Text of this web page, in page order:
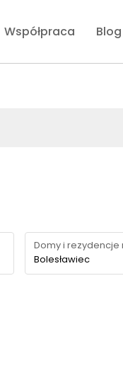
Współpraca Blog
Bolesławiec